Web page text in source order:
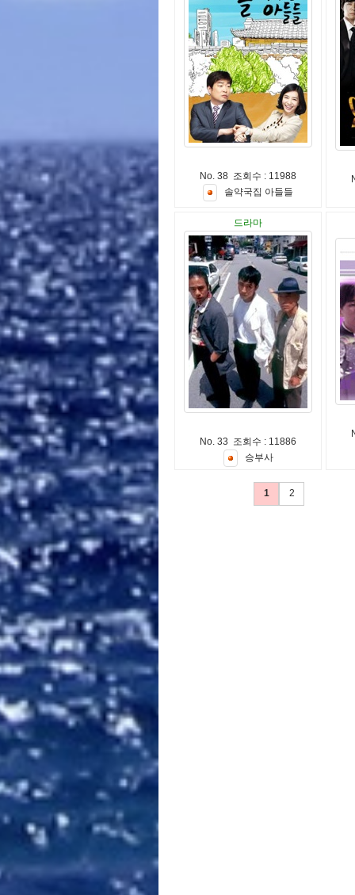
No. 38 조회수 : 11988
솔약국집 아들들
드라마
No. 33 조회수 : 11886
승부사
1 2